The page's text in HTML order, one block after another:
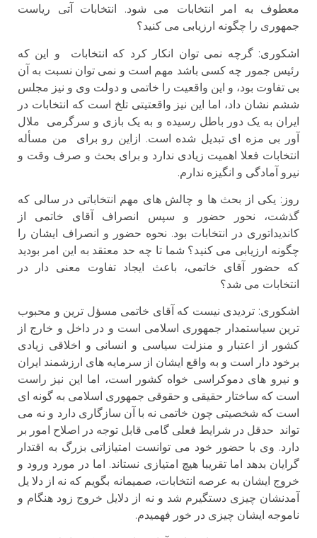
معطوف به امر انتخابات می شود. انتخابات آتی ریاست
جمهوری را چگونه ارزیابی می کنید؟
اشكورى: گرچه نمی توان انکار کرد که انتخابات و این که
رئیس جمور چه کسی باشد مهم است و نمی توان نسبت به آن
بی تفاوت بود، و این واقعیت را خاتمی و دولت وی و نیز مجلس
ششم نشان داد، اما این نیز واقعتیتی تلخ است که انتخابات در
ایران به یک دور باطل رسیده و به یک بازی و سرگرمی ملال
آور بی مزه ای تبدیل شده است. ازاین رو برای من مسأله
انتخابات فعلا اهمیت زیادی ندارد و برای بحث و صرف وقت و
نیرو آمادگی و انگیزه ندارم.
روز: یکی از بحث ها و چالش های مهم انتخاباتی در سالی که
گذشت، نحور حضور و سپس انصراف آقای خاتمی از
کاندیداتوری در انتخابات بود. نحوه حضور و انصراف ایشان را
چگونه ارزیابی می کنید؟ شما تا چه حد معتقد به این امر بودید
که حضور آقای خاتمی، باعث ایجاد تفاوت معنی دار در
انتخابات می شد؟
اشكورى: تردیدی نیست که آقای خاتمی مسؤل ترین و محبوب
ترین سیاستمدار جمهوری اسلامی است و در داخل و خارج از
کشور از اعتبار و منزلت سیاسی و انسانی و اخلاقی زیادی
برخود دار است و به واقع ایشان از سرمایه های ارزشمند ایران
و نیرو های دموکراسی خواه کشور است، اما این نیز راست
است که ساختار حقیقی و حقوقی جمهوری اسلامی به گونه ای
است که شخصیتی چون خاتمی نه با آن سازگاری دارد و نه می
تواند حدقل در شرایط فعلی گامی قابل توجه در اصلاح امور بر
دارد. وی با حضور خود می توانست امتیازاتی بزرگ به اقتدار
گرایان بدهد اما تقریبا هیچ امتیازی نستاند. اما در مورد ورود و
خروج ایشان به عرصه انتخابات، صمیمانه بگویم که نه از دلا یل
آمدنشان چیزی دستگیرم شد و نه از دلایل خروج زود هنگام و
ناموجه ایشان چیزی در خور فهمیدم.